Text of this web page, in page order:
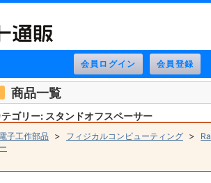
商品一覧
テゴリー: スタンドオフスペーサー
電子工作部品 > フィジカルコンピューティング >
ー